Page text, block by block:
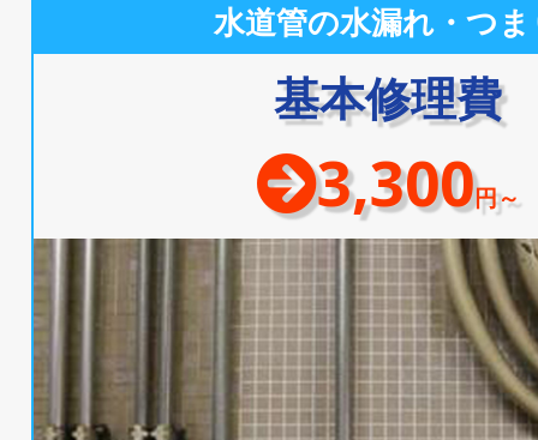
水道管の水漏れ・つ
基本修理費
3,300円～